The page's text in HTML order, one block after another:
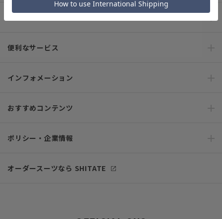
便利なサービス
インフォメーション
おすすめコンテンツ
ポリシー・企業情報
オーダースーツなら SHITATE